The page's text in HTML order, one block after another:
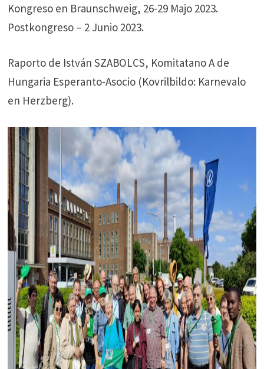
Kongreso en Braunschweig, 26-29 Majo 2023.
Postkongreso – 2 Junio 2023.
Raporto de István SZABOLCS, Komitatano A de
Hungaria Esperanto-Asocio (Kovrilbildo: Karnevalo
en Herzberg).